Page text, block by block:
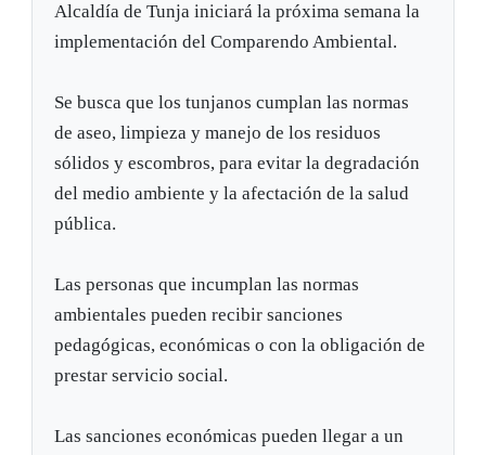
Alcaldía de Tunja iniciará la próxima semana la
implementación del Comparendo Ambiental.
Se busca que los tunjanos cumplan las normas
de aseo, limpieza y manejo de los residuos
sólidos y escombros, para evitar la degradación
del medio ambiente y la afectación de la salud
pública.
Las personas que incumplan las normas
ambientales pueden recibir sanciones
pedagógicas, económicas o con la obligación de
prestar servicio social.
Las sanciones económicas pueden llegar a un